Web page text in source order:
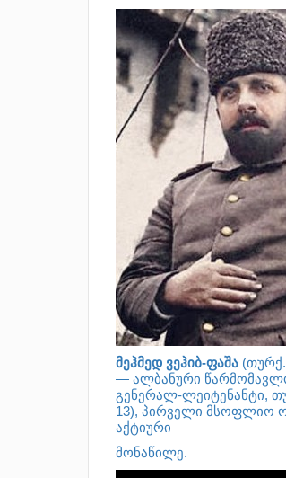
მეჰმედ ვეჰიბ-ფაშა(თურქ.
— ალბანური
გენერალ-ლეიტენანტი,
13), პირველი მსოფლიო
აქტიური
მონაწილე.